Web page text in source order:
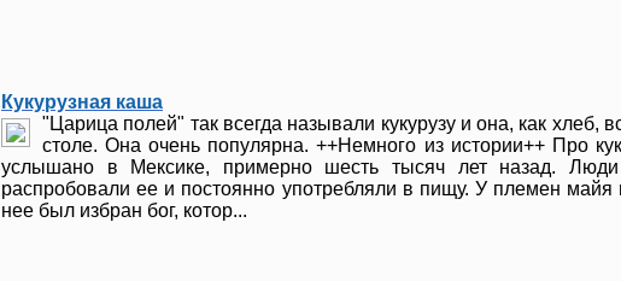
Кукурузная каша
"Царица полей" так всегда называли кукурузу и она, как хлеб,
столе. Она очень популярна. ++Немного из истории++ Про
услышано в Мексике, примерно шесть тысяч лет назад.
распробовали ее и постоянно употребляли в пищу. У племен майя
нее был избран бог, котор...